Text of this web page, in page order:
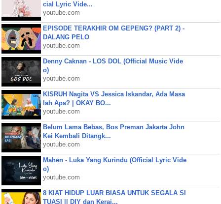
cial Lyric Vide...
youtube.com
EPISODE TERAKHIR OM GEPENG? (PART 2) -
DALANG PELO
youtube.com
Denny Caknan - LOS DOL (Official Music Vide
o)
youtube.com
KISRUH Nagita VS Jessica Iskandar, Ada Masa
lah Apa? | OKAY BO...
youtube.com
Belum Lama Bebas, Bos Preman Jakarta John
Kei Kembali Ditangk...
youtube.com
Mahen - Luka Yang Kurindu (Official Lyric Vide
o)
youtube.com
8 KIAT HIDUP LUAR BIASA UNTUK SEGALA SI
TUASI || DIY dan Keraj...